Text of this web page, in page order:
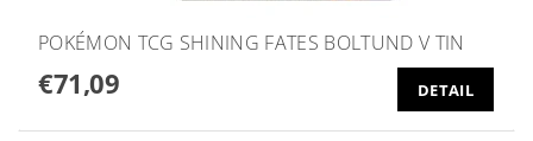
POKÉMON TCG SHINING FATES BOLTUND V TIN
€71,09 DETAIL